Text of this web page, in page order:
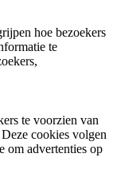
hoe bezoekers
te
te voorzien van
cookies volgen
om advertenties op